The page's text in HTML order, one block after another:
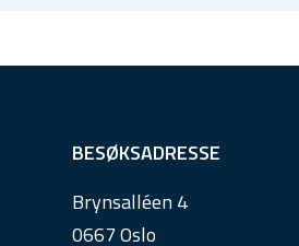
BESØKSADRESSE
Brynsalléen 4
0667 Oslo